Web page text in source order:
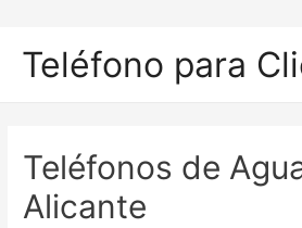
contenido
Teléfono para
Teléfonos de
Alicante